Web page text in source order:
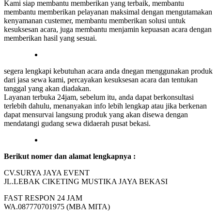
Kami siap membantu memberikan yang terbaik, membantu
membantu memberikan pelayanan maksimal dengan mengutamakan
kenyamanan custemer, membantu memberikan solusi untuk
kesuksesan acara, juga membantu menjamin kepuasan acara dengan
memberikan hasil yang sesuai.
segera lengkapi kebutuhan acara anda dnegan menggunakan produk
dari jasa sewa kami, percayakan kesuksesan acara dan tentukan
tanggal yang akan diadakan.
Layanan terbuka 24jam, sebelum itu, anda dapat berkonsultasi
terlebih dahulu, menanyakan info lebih lengkap atau jika berkenan
dapat mensurvai langsung produk yang akan disewa dengan
mendatangi gudang sewa didaerah pusat bekasi.
Berikut nomer dan alamat lengkapnya :
CV.SURYA JAYA EVENT
JL.LEBAK CIKETING MUSTIKA JAYA BEKASI
FAST RESPON 24 JAM
WA.087770701975 (MBA MITA)